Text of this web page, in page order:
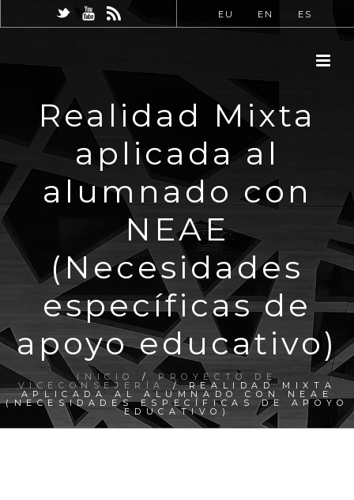
EU EN ES
Realidad Mixta
aplicada al
alumnado con
NEAE
(Necesidades
específicas de
apoyo educativo)
INICIO /PROYECTO DE
VICECONSEJERÍA / REALIDAD MIXTA
APLICADA AL ALUMNADO CON NEAE
(NECESIDADES ESPECÍFICAS DE APOYO
EDUCATIVO)